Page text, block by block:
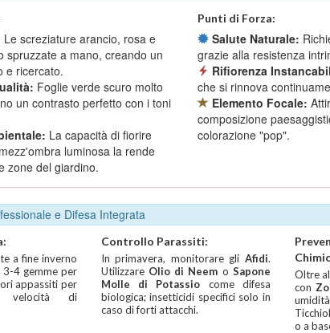
Le screziature arancio, rosa e
spruzzate a mano, creando un
e ricercato.
Foglie verde scuro molto
un contrasto perfetto con i toni
La capacità di fiorire
luminosa la rende
zone del giardino.
Punti di Forza:
Salute Naturale:
grazie alla resistenza
Rifiorenza
che si rinnova
Elemento Focale:
composizione
colorazione "pop".
e Difesa Integrata
a fine inverno
3-4 gemme per
appassiti per
velocità di
Controllo Parassiti:
In primavera, monitorare gliAfidi.
Utilizzare Olio di Neem oSapone
Molle di Potassio come difesa
biologica; insetticidi specifici solo in
caso di forti attacchi.
Oltre
con
o a